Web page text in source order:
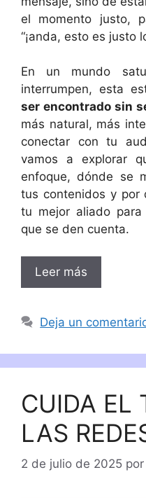
el momento justo,
“¡anda, esto es justo
En un mundo
interrumpen, esta
ser encontrado sin
más natural, más
conectar con tu
vamos a explorar
enfoque, dónde se
tus contenidos y por
tu mejor aliado
que se den cuenta.
Leer más
Deja un
CUIDA EL
LAS
2 de julio de 2025 por